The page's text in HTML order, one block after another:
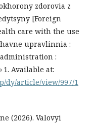
zdorovia z
[Foreign
care with the use
upravlinnia :
:
Available at:
dy/article/view/997/1
(2026). Valovyi